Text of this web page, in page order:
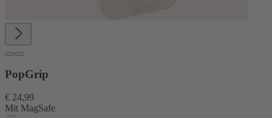
PopGrip
€ 24,99
Mit MagSafe